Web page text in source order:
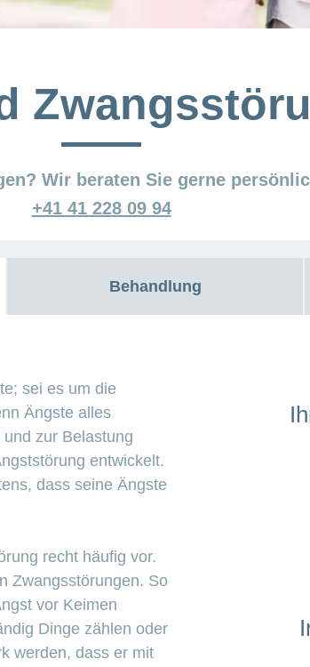
Wir beraten Sie gerne
+41 41 228 09 94
Behandlung
sei es um die
Ängste alles
zur Belastung
entwickelt.
dass seine Ängste
recht häufig vor.
Zwangsstörungen. So
vor Keimen
Dinge zählen oder
werden, dass er mit